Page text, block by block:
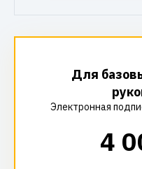
Для
Электронная
4